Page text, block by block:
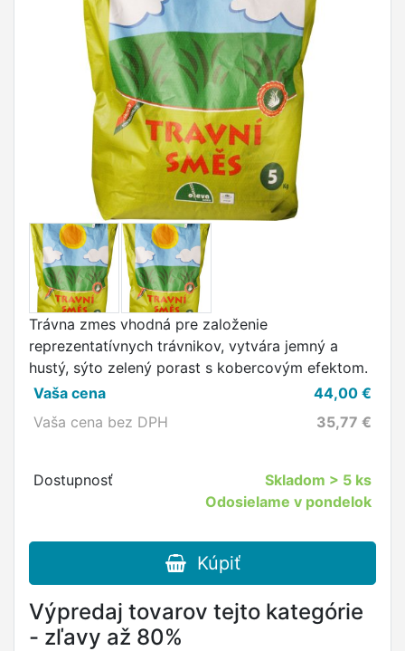
Trávna zmes vhodná pre založenie
reprezentatívnych trávnikov, vytvára jemný a
hustý, sýto zelený porast s kobercovým efektom.
Vaša cena
44,00 €
Vaša cena bez DPH
35,77 €
Dostupnosť Skladom > 5 ks
Odosielame v pondelok
Kúpiť
Výpredaj tovarov tejto kategórie
- zľavy až 80%